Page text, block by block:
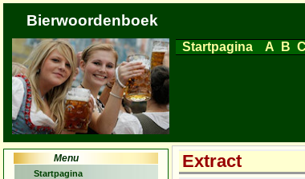
Bierwoordenboek
Startpagina A B C
Menu
Startpagina
Extract